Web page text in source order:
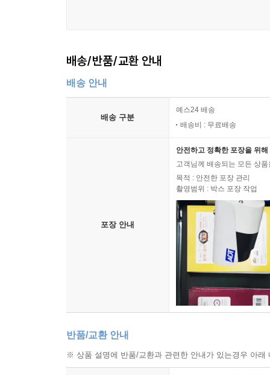
배송/반품/교환 안내
배송 안내
배송 구분
예스24 배송
배송비 : 무료배송
포장 안내
안전하고 정확한 포장을 위
고객님께 배송되는 모든 상
목적 : 안전한 포장 관리
촬영범위 : 박스 포장 작업
반품/교환 안내
※ 상품 설명에 반품/교환과 관련한 안내가 있는경우 아